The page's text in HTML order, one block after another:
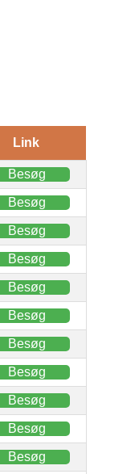
Link
Besøg
Besøg
Besøg
Besøg
Besøg
Besøg
Besøg
Besøg
Besøg
Besøg
Besøg